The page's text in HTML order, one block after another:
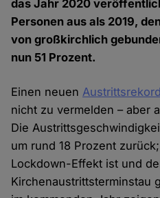
das Jahr 2020
Personen aus als 2019,
von großkirchlich
nun 51 Prozent.
Einen neuenAustrittsrekord
nicht zu vermelden – aber
Die
um rund 18 Prozent
Lockdown-Effekt ist und
Kirchenaustrittsterminstau